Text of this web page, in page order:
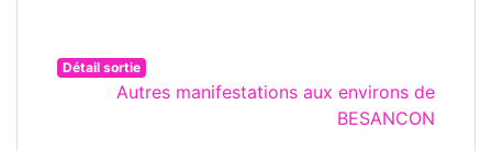
Détail sortie
Autres manifestations aux environs de
BESANCON